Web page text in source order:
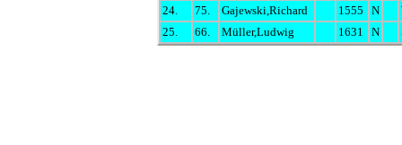
24.
75. Gajewski,Richard 1555 N
25.
66. Müller,Ludwig 1631 N